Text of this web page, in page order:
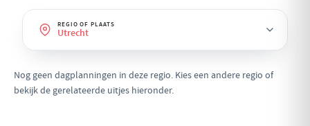
REGIO OF PLAATS
Utrecht
Nog geen dagplanningen in deze regio. Kies een andere regio of
bekijk de gerelateerde uitjes hieronder.